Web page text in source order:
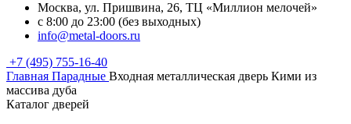
Москва, ул. Пришвина, 26, ТЦ «Миллион мелочей»
с 8:00 до 23:00 (без выходных)
info@metal-doors.ru
+7 (495) 755-16-40
Главная Парадные Входная металлическая дверь Кими из
массива дуба
Каталог дверей